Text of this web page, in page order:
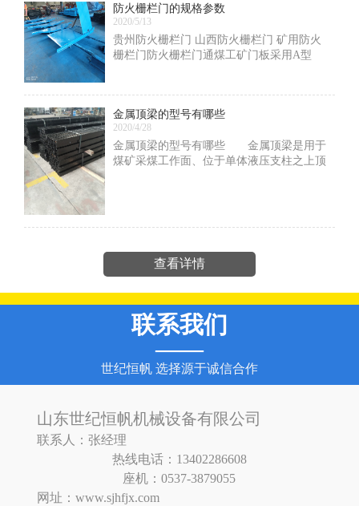
时，缓冲条能够通过物理弹性变形有效吸收
冲击力，显著
防火栅栏门的规格参数
2020/5/13
贵州防火栅栏门 山西防火栅栏门 矿用防火
栅栏门防火栅栏门通煤工矿门板采用A型
所的通道
金属顶梁的型号有哪些
2020/4/28
金属顶梁的型号有哪些 金属顶梁是用于
煤矿采煤工作面、位于单体液压支柱之上顶
查看详情
联系我们
——
世纪恒帆 选择源于诚信合作
山东世纪恒帆机械设备有限公司
联系人：张经理
热线电话：13402286608
座机：0537-3879055
网址：www.sjhfjx.com